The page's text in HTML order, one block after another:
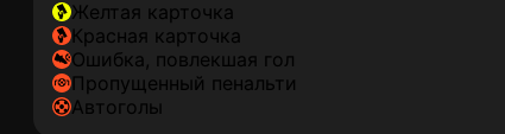
желтая карточка
красная карточка
ошибка, повлекшая гол
пропущенный пенальти
автоголы